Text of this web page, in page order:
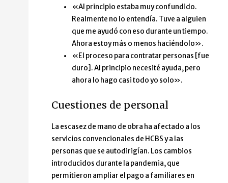
«Al principio estaba muy confundido.
Realmente no lo entendía. Tuve a alguien
que me ayudó con eso durante un tiempo.
Ahora estoy más o menos haciéndolo».
«El proceso para contratar personas [fue
duro]. Al principio necesité ayuda, pero
ahora lo hago casi todo yo solo».
Cuestiones de personal
La escasez de mano de obra ha afectado a los
servicios convencionales de HCBS y a las
personas que se autodirigían. Los cambios
introducidos durante la pandemia, que
permitieron ampliar el pago a familiares en